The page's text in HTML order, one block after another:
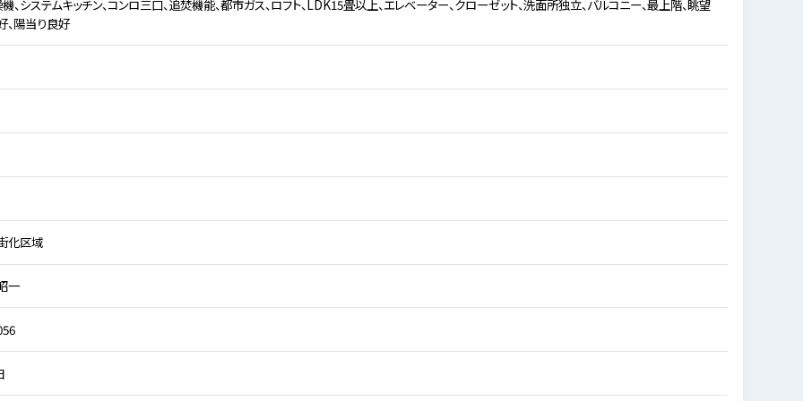
システムキッチン、コンロ三口、追焚機能、都市ガス、ロフト、LDK15畳以上、エレベーター、クローゼット、洗面所独立、バルコニー、最上階、眺望
、陽当り良好
化区域
一